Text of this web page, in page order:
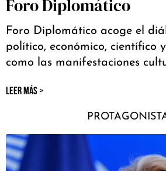
Foro Diplomático
Foro Diplomático acoge el
político, económico, científico
como las manifestaciones
LEER MÁS >